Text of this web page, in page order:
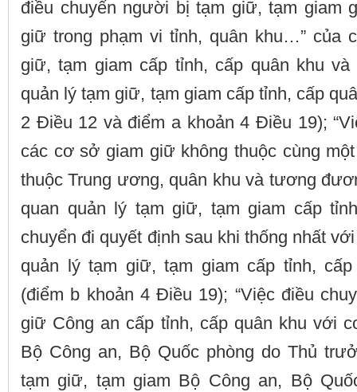
điều chuyển người bị tạm giữ, tạm giam
giữ trong phạm vi tỉnh, quân khu…” của
giữ, tạm giam cấp tỉnh, cấp quân khu
quản lý tạm giữ, tạm giam cấp tỉnh, cấp
2 Điều 12 và điểm a khoản 4 Điều 19);
các cơ sở giam giữ không thuộc cùng
thuộc Trung ương, quân khu và tương
quan quản lý tạm giữ, tạm giam cấp
chuyển đi quyết định sau khi thống nhất
quản lý tạm giữ, tạm giam cấp tỉnh,
(điểm b khoản 4 Điều 19); “Việc điều
giữ Công an cấp tỉnh, cấp quân khu với
Bộ Công an, Bộ Quốc phòng do Thủ
tạm giữ, tạm giam Bộ Công an, Bộ